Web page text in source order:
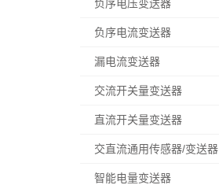
负序电压变送器
负序电流变送器
漏电流变送器
交流开关量变送器
直流开关量变送器
交直流通用传感器/变送器
智能电量变送器